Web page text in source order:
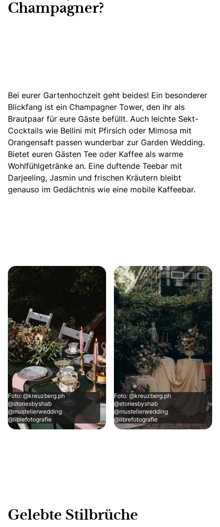
Champagner?
Bei eurer Gartenhochzeit geht beides! Ein besonderer
Blickfang ist ein Champagner Tower, den ihr als
Brautpaar für eure Gäste befüllt. Auch leichte Sekt-
Cocktails wie Bellini mit Pfirsich oder Mimosa mit
Orangensaft passen wunderbar zur Garden Wedding.
Bietet euren Gästen Tee oder Kaffee als warme
Wohlfühlgetränke an. Eine duftende Teebar mit
Darjeeling, Jasmin und frischen Kräutern bleibt
genauso im Gedächtnis wie eine mobile Kaffeebar.
Foto: @kreuzberg.ph
@storiesbyshab
@mustelierwedding
@librefotografie
Foto: @kreuzberg.ph
@storiesbyshab
@mustelierwedding
@librefotografie
Gelebte Stilbrüche